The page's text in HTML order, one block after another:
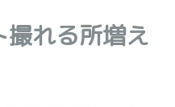
撮れる所増え